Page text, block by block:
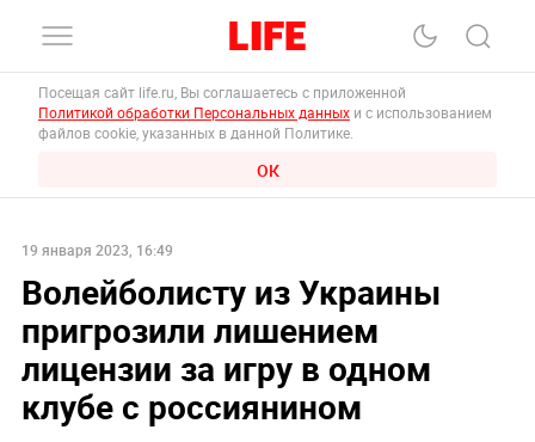
Посещая сайт life.ru, Вы соглашаетесь с приложенной
Политикой обработки Персональных данных и с использованием
файлов cookie, указанных в данной Политике.
ОК
19 января 2023, 16:49
Волейболисту из Украины
пригрозили лишением
лицензии за игру в одном
клубе с россиянином